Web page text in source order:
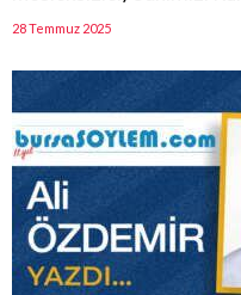
28 Temmuz 2025